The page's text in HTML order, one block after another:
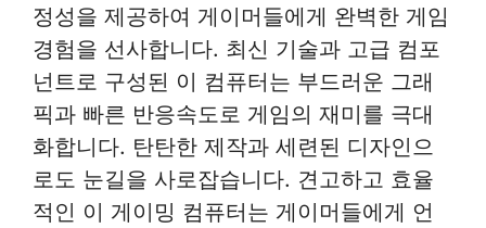
정성을 제공하여 게이머들에게 완벽한 게임
경험을 선사합니다. 최신 기술과 고급 컴포
넌트로 구성된 이 컴퓨터는 부드러운 그래
픽과 빠른 반응속도로 게임의 재미를 극대
화합니다. 탄탄한 제작과 세련된 디자인으
로도 눈길을 사로잡습니다. 견고하고 효율
적인 이 게이밍 컴퓨터는 게이머들에게 언